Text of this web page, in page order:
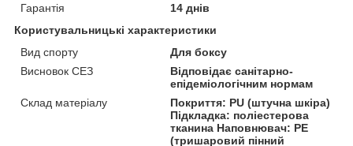
Гарантія
14 днів
Користувальницькі характеристики
Вид спорту
Для боксу
Висновок СЕЗ
Відповідає санітарно-
епідеміологічним нормам
Склад матеріалу
Покриття: PU (штучна шкіра)
Підкладка: поліестерова
тканина Наповнювач: PE
(тришаровий пінний